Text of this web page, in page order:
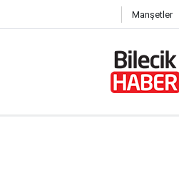
Manşetler